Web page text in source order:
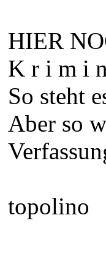
HIER
K r i m i
So steht
Aber so
topolino